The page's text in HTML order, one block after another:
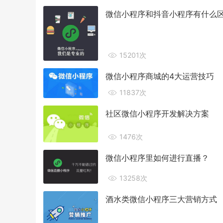
微信小程序和抖音小程序有什么
15201次
微信小程序商城的4大运营技巧
11837次
社区微信小程序开发解决方案
1476次
微信小程序里如何进行直播？
13258次
酒水类微信小程序三大营销方式